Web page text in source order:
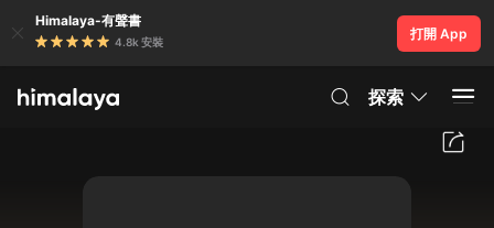
Himalaya-有聲書
4.8k 安裝
打開 App
探索